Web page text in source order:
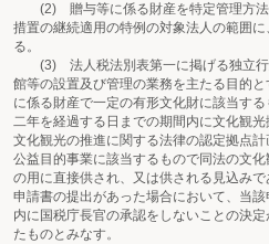
(2) 贈与等に係る財産を特定管理方法
措置の継続適用の特例の対象法人の範囲
る。
(3) 法人税法別表第一に掲げる独立行
館等の設置及び管理の業務を主たる目的
に係る財産で一定の有形文化財に該当す
二年を経過する日までの期間内に文化観
文化観光の推進に関する法律の認定拠点
公益目的事業に該当するもので同法の文
の用に直接供され、又は供される見込み
申請書の提出があった場合において、当
内に国税庁長官の承認をしないことの決
たものとみなす。